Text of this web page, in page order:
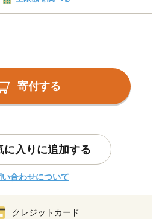
寄付する
に入りに追加する
い合わせについて
クレジットカード